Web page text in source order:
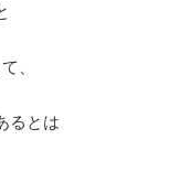
、
るとは